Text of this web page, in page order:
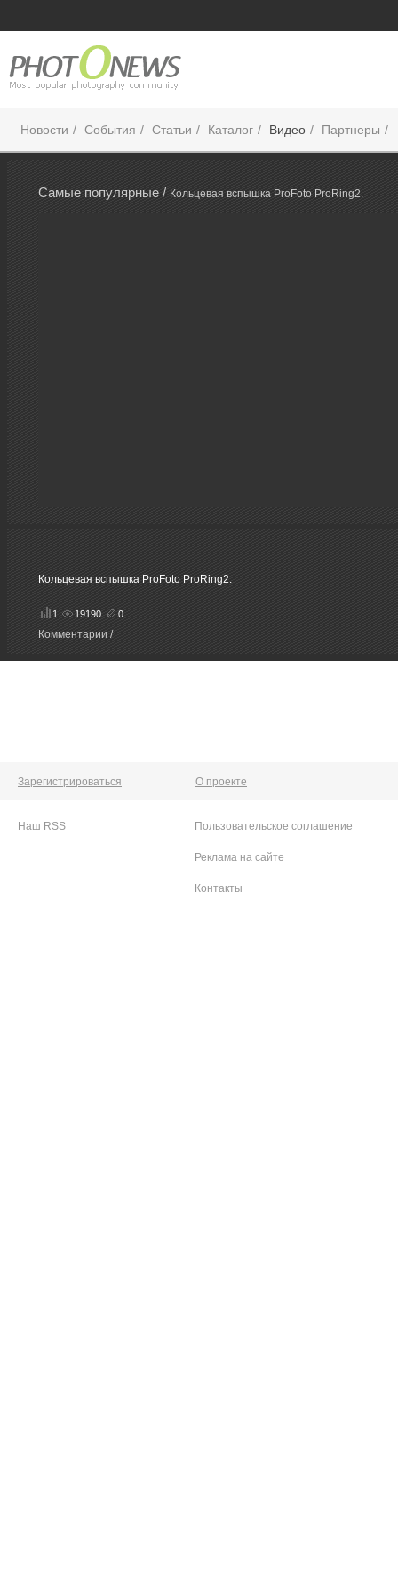
Новости События Статьи Каталог Видео Партнеры
Самые популярные / Кольцевая вспышка ProFoto ProRing2.
Кольцевая вспышка ProFoto ProRing2.
1 19190 0
Комментарии /
Зарегистрироваться О проекте
Наш RSS Пользовательское соглашение
Реклама на сайте
Контакты